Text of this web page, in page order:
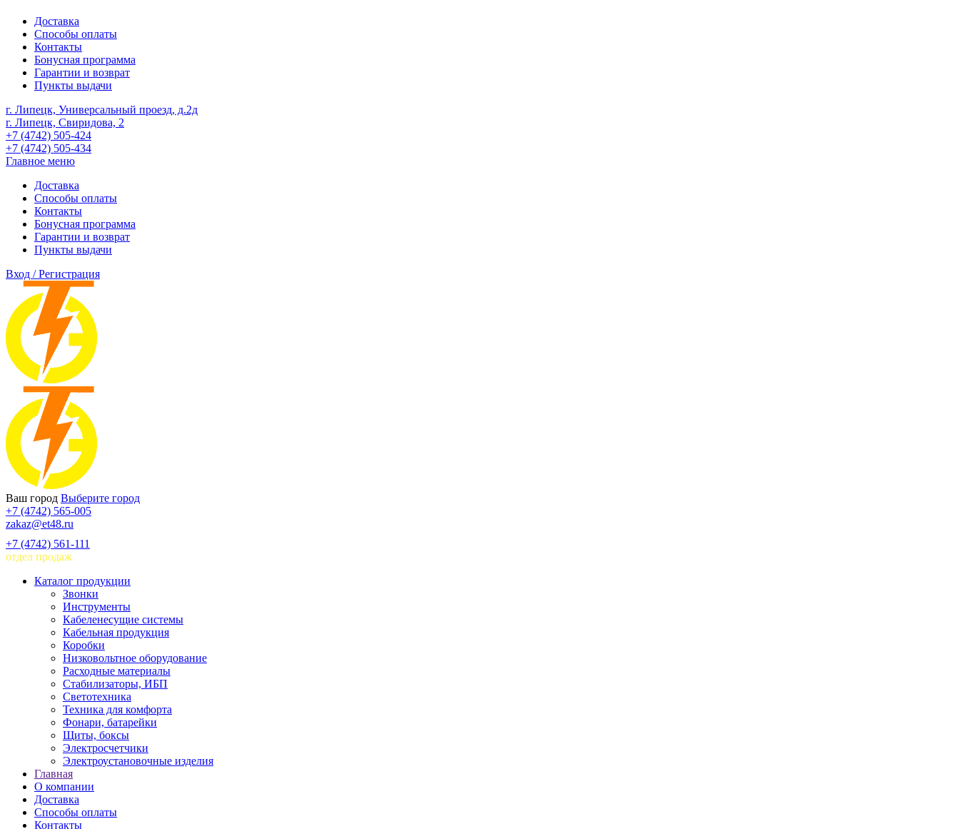
Доставка
Способы оплаты
Контакты
Бонусная программа
Гарантии и возврат
Пункты выдачи
г. Липецк, Универсальный проезд, д.2д
г. Липецк, Свиридова, 2
+7 (4742) 505-424
+7 (4742) 505-434
Главное меню
Доставка
Способы оплаты
Контакты
Бонусная программа
Гарантии и возврат
Пункты выдачи
Вход / Регистрация
Ваш город Выберите город
+7 (4742) 565-005
zakaz@et48.ru
+7 (4742) 561-111
отдел продаж
Каталог продукции
Звонки
Инструменты
Кабеленесущие системы
Кабельная продукция
Коробки
Низковольтное оборудование
Расходные материалы
Стабилизаторы, ИБП
Светотехника
Техника для комфорта
Фонари, батарейки
Щиты, боксы
Электросчетчики
Электроустановочные изделия
Главная
О компании
Доставка
Способы оплаты
Контакты